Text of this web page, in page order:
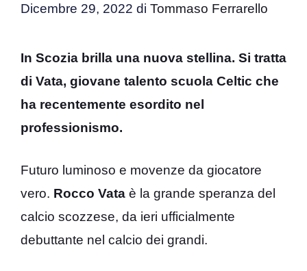
Dicembre 29, 2022 di Tommaso Ferrarello
In Scozia brilla una nuova stellina. Si tratta
di Vata, giovane talento scuola Celtic che
ha recentemente esordito nel
professionismo.
Futuro luminoso e movenze da giocatore
vero. Rocco Vata è la grande speranza del
calcio scozzese, da ieri ufficialmente
debuttante nel calcio dei grandi.